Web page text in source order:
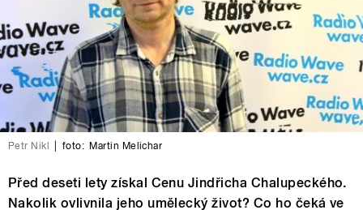
Petr Nikl foto: Martin Melichar
Před deseti lety získal Cenu Jindřicha Chalupeckého.
Nakolik ovlivnila jeho umělecký život? Co ho čeká ve